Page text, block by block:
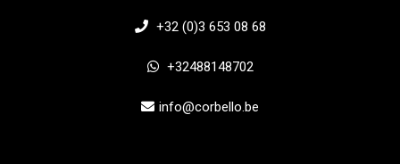
+32 (0)3 653 08 68
+32488148702
info@corbello.be